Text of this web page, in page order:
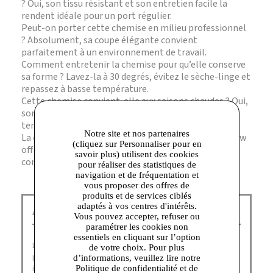
? Oui, son tissu résistant et son entretien facile la
rendent idéale pour un port régulier.
Peut-on porter cette chemise en milieu professionnel
? Absolument, sa coupe élégante convient
parfaitement à un environnement de travail.
Comment entretenir la chemise pour qu’elle conserve
sa forme ? Lavez-la à 30 degrés, évitez le sèche-linge et
repassez à basse température.
Cette chemise convient-elle aux saisons chaudes ? Oui,
son tissu respirant assure un bon confort même par
temps chaud.
La coupe est-elle ajustée ou ample ? La chemise Vylow
offre une coupe soignée qui équilibre élégance et
confort.
American Vintage Corbeil :
La marque American Vintage outlet a été fondée en 2005
par Michaël Azoulay. A la recherche d’un concept
innovant pour lancer sa nouvelle marque, M. Azoulay
Notre site et nos partenaires
(cliquez sur Personnaliser pour en
savoir plus) utilisent des cookies
pour réaliser des statistiques de
navigation et de fréquentation et
vous proposer des offres de
produits et de services ciblés
adaptés à vos centres d'intérêts.
Vous pouvez accepter, refuser ou
paramétrer les cookies non
essentiels en cliquant sur l’option
de votre choix. Pour plus
d’informations, veuillez lire notre
Politique de confidentialité et de